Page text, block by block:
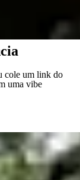
cole um link do
uma vibe